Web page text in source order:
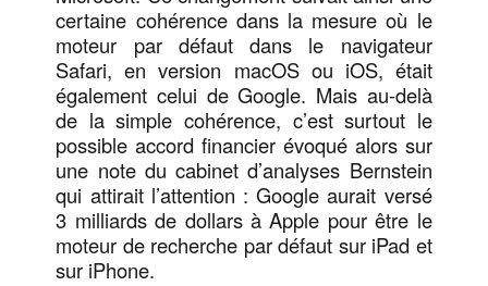
certaine cohérence dans la mesure où le
moteur par défaut dans le navigateur
Safari, en version macOS ou iOS, était
également celui de Google. Mais au-delà
de la simple cohérence, c’est surtout le
possible accord financier évoqué alors sur
une note du cabinet d’analyses Bernstein
qui attirait l’attention : Google aurait versé
3 milliards de dollars à Apple pour être le
moteur de recherche par défaut sur iPad et
sur iPhone.